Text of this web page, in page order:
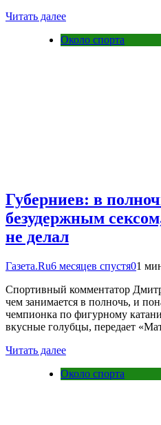
Читать далее
Около спорта
Губерниев: в
безудержным
не делал
Газета.Ru6 месяцев спустя01
Спортивный комментатор
чем занимается в полночь, и
чемпионка по фигурному
вкусные голубцы, передает
Читать далее
Около спорта